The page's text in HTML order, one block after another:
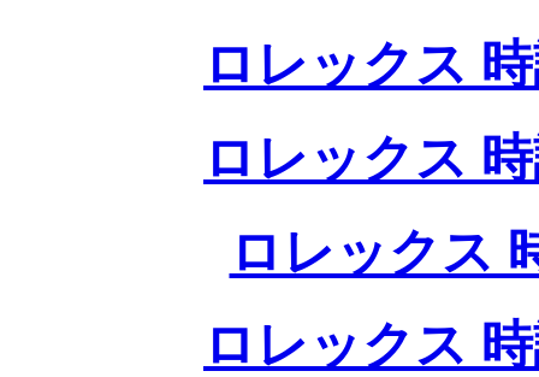
ロレックス
ロレックス
ロレックス
ロレックス